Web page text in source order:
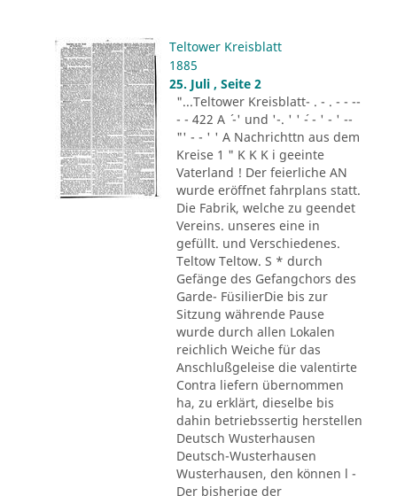
Teltower Kreisblatt
1885
25. Juli , Seite 2
"...Teltower Kreisblatt- . - . - - --
- - 422 A ´ -' und '-. ' ' ´- - ' - ' --
"' - - ' ' A Nachrichttn aus dem
Kreise 1 " K K K i geeinte
Vaterland ! Der feierliche AN
wurde eröffnet fahrplans statt.
Die Fabrik, welche zu geendet
Vereins. unseres eine in
gefüllt. und Verschiedenes.
Teltow Teltow. S * durch
Gefänge des Gefangchors des
Garde- FüsilierDie bis zur
Sitzung währende Pause
wurde durch allen Lokalen
reichlich Weiche für das
Anschlußgeleise die valentirte
Contra liefern übernommen
ha, zu erklärt, dieselbe bis
dahin betriebssertig herstellen
Deutsch Wusterhausen
Deutsch-Wusterhausen
Wusterhausen, den können l -
Der bisherige der